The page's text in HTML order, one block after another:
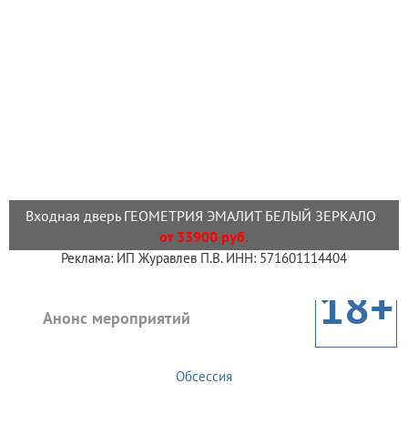
Входная дверь ГЕОМЕТРИЯ ЭМАЛИТ БЕЛЫЙ ЗЕРКАЛО
от 33900 руб.
Реклама: ИП Журавлев П.В. ИНН: 571601114404
Анонс мероприятий 18+
Обсессия